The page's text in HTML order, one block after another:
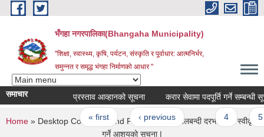
Skip to main content
भँगहा नगरपालिका(Bhangaha Municipality)
"शिक्षा, स्वास्थ्य, कृषि, पर्यटन, संस्कृति र पूर्वाधार: आत्मनिर्भर,
समुन्नत र समृद्ध भंगहा निर्माणको आधार "
समाचार प्रस्ताव आव्हानको सूचना करार सेवामा पदपूर्ति गर्ने सम्बन्धी
Pages
« first ‹ previous … 4 5
You are here
Home » Desktop Computer and Printer सम्बन्धि शिलबन्दी दरभाउपत्र स्वीकृत
गर्ने आशयको सूचना |